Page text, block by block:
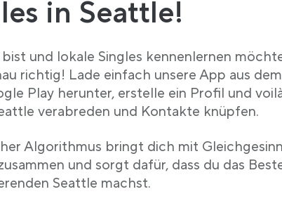
in Seattle!
und lokale Singles kennenlernen
richtig! Lade einfach unsere App aus
Play herunter, erstelle ein Profil und
verabreden und Kontakte knüpfen.
Algorithmus bringt dich mit
und sorgt dafür, dass du das
Seattle machst.